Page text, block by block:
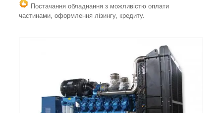
Постачання обладнання з можливістю оплати
частинами, оформлення лізингу, кредиту.